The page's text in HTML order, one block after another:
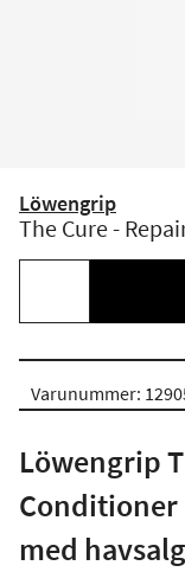
Löwengrip
The Cure -
Varunummer:
Löwengrip
Conditioner
med